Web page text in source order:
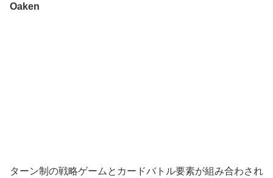
Oaken
ターン制の戦略ゲームとカードバトル要素が組み合わされ